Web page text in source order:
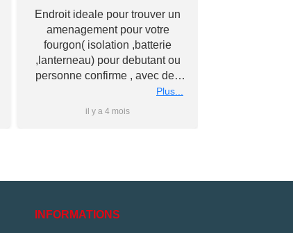
Endroit ideale pour trouver un
amenagement pour votre
fourgon( isolation ,batterie
,lanterneau) pour debutant ou
personne confirme , avec des
conseils personnalise et prix
super competitif A recommander
Plus...
il y a 4 mois
INFORMATIONS